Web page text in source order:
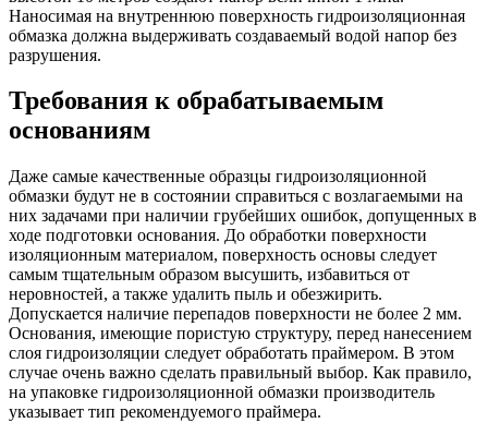
Наносимая на внутреннюю поверхность гидроизоляционная
обмазка должна выдерживать создаваемый водой напор без
разрушения.
Требования к обрабатываемым
основаниям
Даже самые качественные образцы гидроизоляционной
обмазки будут не в состоянии справиться с возлагаемыми на
них задачами при наличии грубейших ошибок, допущенных в
ходе подготовки основания. До обработки поверхности
изоляционным материалом, поверхность основы следует
самым тщательным образом высушить, избавиться от
неровностей, а также удалить пыль и обезжирить.
Допускается наличие перепадов поверхности не более 2 мм.
Основания, имеющие пористую структуру, перед нанесением
слоя гидроизоляции следует обработать праймером. В этом
случае очень важно сделать правильный выбор. Как правило,
на упаковке гидроизоляционной обмазки производитель
указывает тип рекомендуемого праймера.